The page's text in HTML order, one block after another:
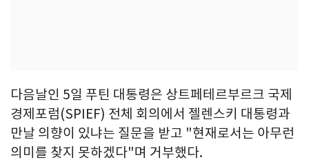
다음날인 5일 푸틴 대통령은 상트페테르부르크 국제
경제포럼(SPIEF) 전체 회의에서 젤렌스키 대통령과
만날 의향이 있냐는 질문을 받고 "현재로서는 아무런
의미를 찾지 못하겠다"며 거부했다.